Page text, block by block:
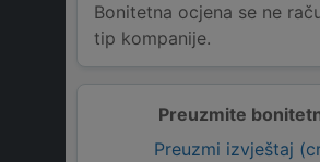
Preuzmite
Preuzmi izvještaj
Bonitetna ocjena se ne
tip kompanije.